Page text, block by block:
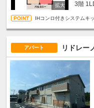
3階
IHコンロ付きシステムキ
アパート リドレー